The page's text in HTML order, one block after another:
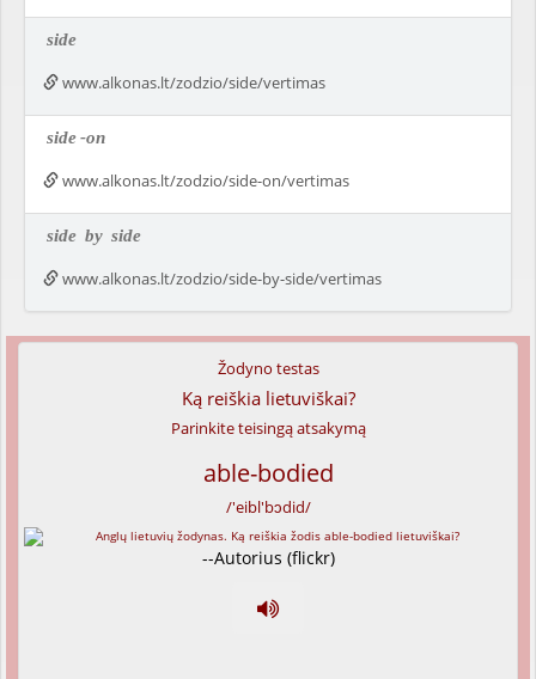
side
www.alkonas.lt/zodzio/side/vertimas
side-on
www.alkonas.lt/zodzio/side-on/vertimas
side by side
www.alkonas.lt/zodzio/side-by-side/vertimas
Žodyno testas
Ką reiškia lietuviškai?
Parinkite teisingą atsakymą
able-bodied
/'eibl'bɔdid/
--Autorius (flickr)